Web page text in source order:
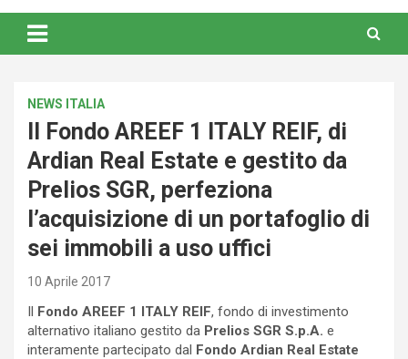
By Internews
internazionale
NEWS ITALIA
Il Fondo AREEF 1 ITALY REIF, di
Ardian Real Estate e gestito da
Prelios SGR, perfeziona
l’acquisizione di un portafoglio di
sei immobili a uso uffici
10 Aprile 2017
Il Fondo AREEF 1 ITALY REIF, fondo di investimento
alternativo italiano gestito da Prelios SGR S.p.A. e
interamente partecipato dal Fondo Ardian Real Estate